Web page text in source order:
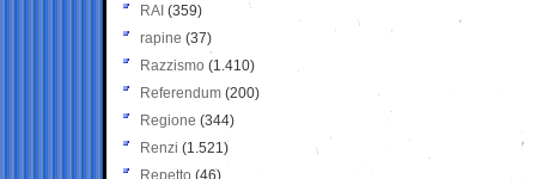
RAI (359)
rapine (37)
Razzismo (1.410)
Referendum (200)
Regione (344)
Renzi (1.521)
Repetto (46)